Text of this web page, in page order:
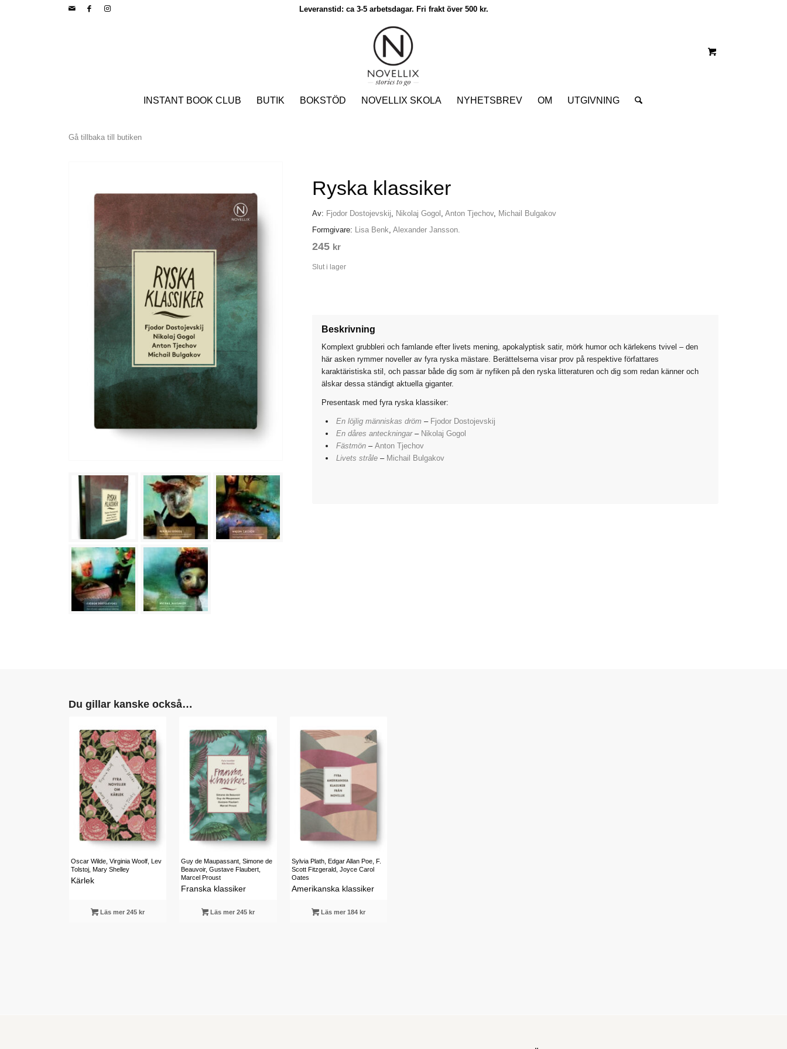
Leveranstid: ca 3-5 arbetsdagar. Fri frakt över 500 kr.
INSTANT BOOK CLUB BUTIK BOKSTÖD NOVELLIX SKOLA NYHETSBREV OM UTGIVNING
Gå tillbaka till butiken
Ryska klassiker
Av: Fjodor Dostojevskij, Nikolaj Gogol ,Anton Tjechov, Michail Bulgakov
Formgivare:
Lisa Benk ,Alexander Jansson.
245 kr
Slut i lager
Beskrivning
Komplext grubbleri och famlande efter livets mening, apokalyptisk satir, mörk humor och kärlekens tvivel – den
här asken rymmer noveller av fyra ryska mästare. Berättelserna visar prov på respektive författares
karaktäristiska stil, och passar både dig som är nyfiken på den ryska litteraturen och dig som redan känner och
älskar dessa ständigt aktuella giganter.
Presentask med fyra ryska klassiker:
En löjlig människas dröm – Fjodor Dostojevskij
En dåres anteckningar– Nikolaj Gogol
Fästmön –Anton Tjechov
Livets stråle– Michail Bulgakov
Du gillar kanske också…
Oscar Wilde, Virginia Woolf, Lev
Tolstoj, Mary Shelley
Kärlek
Läs mer 245 kr
Guy de Maupassant, Simone de
Beauvoir, Gustave Flaubert,
Marcel Proust
Franska klassiker
Läs mer 245 kr
Sylvia Plath, Edgar Allan Poe, F.
Scott Fitzgerald, Joyce Carol
Oates
Amerikanska klassiker
Läs mer 184 kr